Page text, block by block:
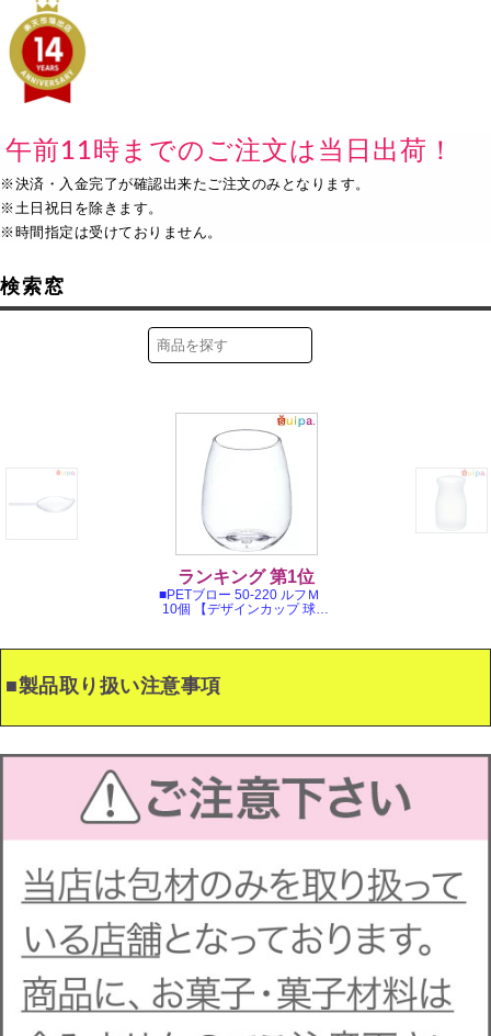
午前11時までのご注文は当日出荷！
※決済・入金完了が確認出来たご注文のみとなります。
※土日祝日を除きます。
※時間指定は受けておりません。
検索窓
■製品取り扱い注意事項